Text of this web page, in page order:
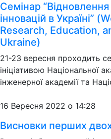
Семінар “Відновлення
інновацій в Україні”
Research, Education,
Ukraine)
21-23 вересня проходить
ініціативою Національної
інженерної академії та
16 Вересня 2022 о 14:28
Висновки перших двох